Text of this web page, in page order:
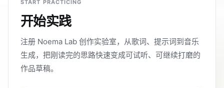
START PRACTICING
开始实践
注册 Noema Lab 创作实验室，从歌词、提示词到音乐
生成，把刚读完的思路快速变成可试听、可继续打磨的
作品草稿。